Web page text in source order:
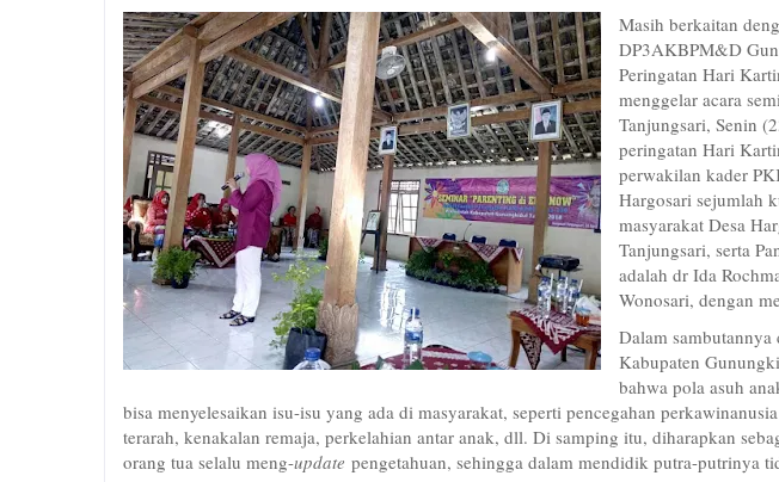
Masih berkaitan
DP3AKBPM&D
Peringatan Hari
menggelar acara
Tanjungsari, Senin
peringatan Hari
perwakilan kader
Hargosari sejumlah
masyarakat Desa
Tanjungsari, serta
adalah dr Ida
Wonosari, dengan
Dalam
Kabupaten
bahwa pola asuh
bisa menyelesaikan isu-isu yang ada di masyarakat, seperti pencegahan
terarah, kenakalan remaja, perkelahian antar anak, dll. Di samping itu, diharapkan
orang tua selalu meng-update pengetahuan, sehingga dalam mendidik putra-putrinya